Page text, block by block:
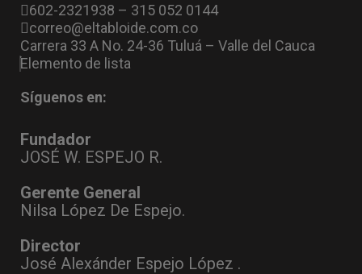
602-2321938 – 315 052 0144
correo@eltabloide.com.co
Carrera 33 A No. 24-36 Tuluá – Valle del Cauca
Elemento de lista
Síguenos en:
Fundador
JOSÉ W. ESPEJO R.
Gerente General
Nilsa López De Espejo.
Director
José Alexánder Espejo López .